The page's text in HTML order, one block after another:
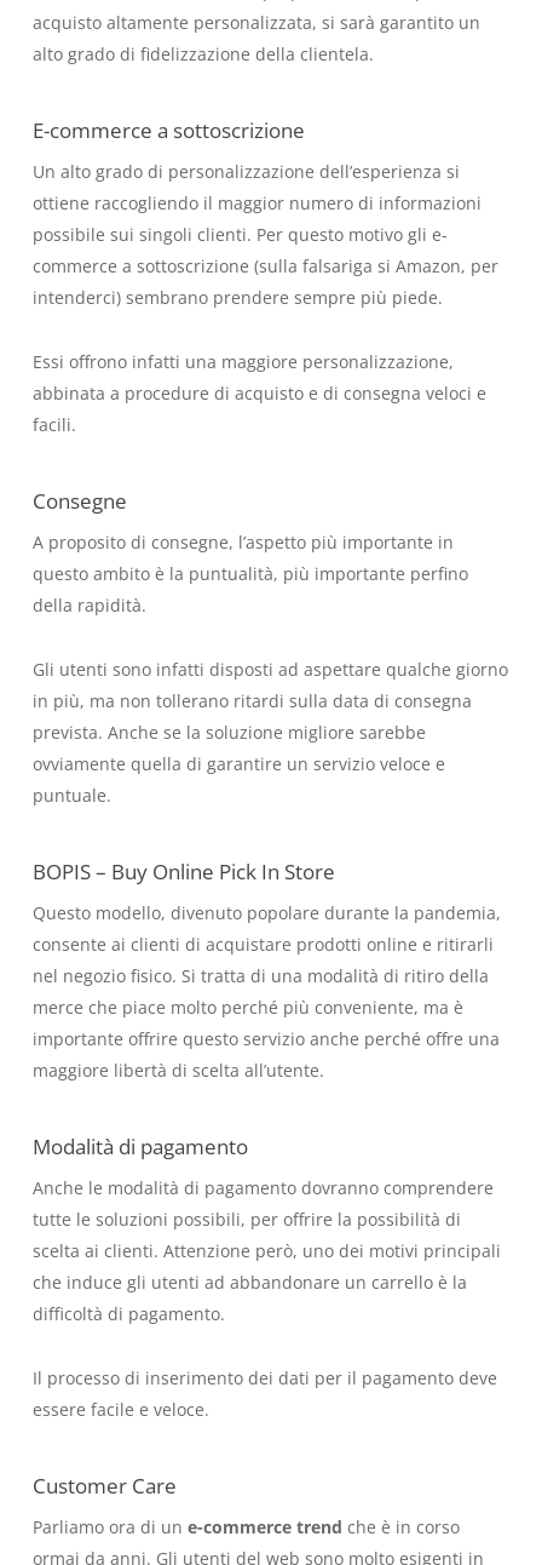
acquisto altamente personalizzata, si sarà garantito un
alto grado di fidelizzazione della clientela.
E-commerce a sottoscrizione
Un alto grado di personalizzazione dell’esperienza si
ottiene raccogliendo il maggior numero di informazioni
possibile sui singoli clienti. Per questo motivo gli e-
commerce a sottoscrizione (sulla falsariga si Amazon, per
intenderci) sembrano prendere sempre più piede.
Essi offrono infatti una maggiore personalizzazione,
abbinata a procedure di acquisto e di consegna veloci e
facili.
Consegne
A proposito di consegne, l’aspetto più importante in
questo ambito è la puntualità, più importante perfino
della rapidità.
Gli utenti sono infatti disposti ad aspettare qualche giorno
in più, ma non tollerano ritardi sulla data di consegna
prevista. Anche se la soluzione migliore sarebbe
ovviamente quella di garantire un servizio veloce e
puntuale.
BOPIS – Buy Online Pick In Store
Questo modello, divenuto popolare durante la pandemia,
consente ai clienti di acquistare prodotti online e ritirarli
nel negozio fisico. Si tratta di una modalità di ritiro della
merce che piace molto perché più conveniente, ma è
importante offrire questo servizio anche perché offre una
maggiore libertà di scelta all’utente.
Modalità di pagamento
Anche le modalità di pagamento dovranno comprendere
tutte le soluzioni possibili, per offrire la possibilità di
scelta ai clienti. Attenzione però, uno dei motivi principali
che induce gli utenti ad abbandonare un carrello è la
difficoltà di pagamento.
Il processo di inserimento dei dati per il pagamento deve
essere facile e veloce.
Customer Care
Parliamo ora di un e-commerce trend che è in corso
ormai da anni. Gli utenti del web sono molto esigenti in